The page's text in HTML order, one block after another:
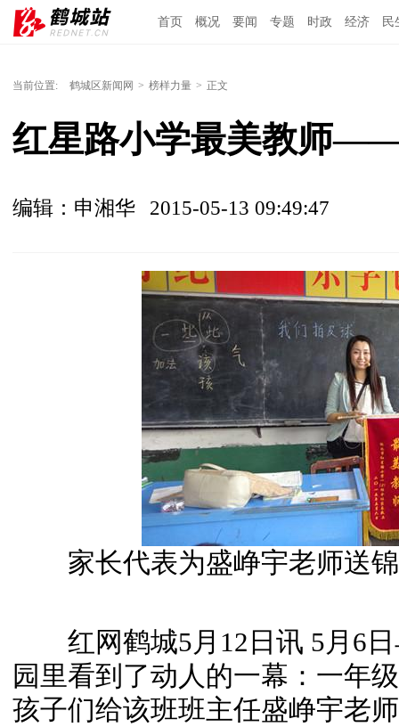
首页 概况 要闻 专题 时政 经济 民
当前位置: 鹤城区新闻网 > 榜样力量 > 正文
红星路小学最美教师
编辑：申湘华 2015-05-13 09:49:47
家长代表为盛峥宇老师送
红网鹤城5月12日讯 5月6日
园里看到了动人的一幕：一年
孩子们给该班班主任盛峥宇老